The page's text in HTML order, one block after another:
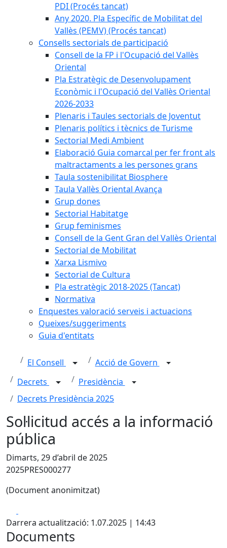
PDI (Procés tancat)
Any 2020. Pla Específic de Mobilitat del
Vallès (PEMV) (Procés tancat)
Consells sectorials de participació
Consell de la FP i l'Ocupació del Vallès
Oriental
Pla Estratègic de Desenvolupament
Econòmic i l'Ocupació del Vallès Oriental
2026-2033
Plenaris i Taules sectorials de Joventut
Plenaris polítics i tècnics de Turisme
Sectorial Medi Ambient
Elaboració Guia comarcal per fer front als
maltractaments a les persones grans
Taula sostenibilitat Biosphere
Taula Vallès Oriental Avança
Grup dones
Sectorial Habitatge
Grup feminismes
Consell de la Gent Gran del Vallès Oriental
Sectorial de Mobilitat
Xarxa Lismivo
Sectorial de Cultura
Pla estratègic 2018-2025 (Tancat)
Normativa
Enquestes valoració serveis i actuacions
Queixes/suggeriments
Guia d'entitats
El Consell
Acció de Govern
Decrets
Presidència
Decrets Presidència 2025
Sol·licitud accés a la informació
pública
Dimarts, 29 d’abril de 2025
2025PRES000277
(Document anonimitzat)
Darrera actualització: 1.07.2025 | 14:43
Documents